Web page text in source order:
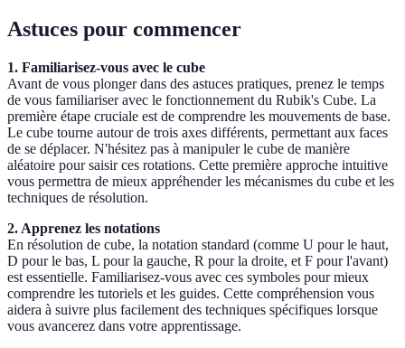
Astuces pour commencer
1. Familiarisez-vous avec le cube
Avant de vous plonger dans des astuces pratiques, prenez le temps
de vous familiariser avec le fonctionnement du Rubik's Cube. La
première étape cruciale est de comprendre les mouvements de base.
Le cube tourne autour de trois axes différents, permettant aux faces
de se déplacer. N'hésitez pas à manipuler le cube de manière
aléatoire pour saisir ces rotations. Cette première approche intuitive
vous permettra de mieux appréhender les mécanismes du cube et les
techniques de résolution.
2. Apprenez les notations
En résolution de cube, la notation standard (comme U pour le haut,
D pour le bas, L pour la gauche, R pour la droite, et F pour l'avant)
est essentielle. Familiarisez-vous avec ces symboles pour mieux
comprendre les tutoriels et les guides. Cette compréhension vous
aidera à suivre plus facilement des techniques spécifiques lorsque
vous avancerez dans votre apprentissage.